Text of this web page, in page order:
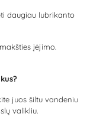
daugiau lubrikanto
įėjimo.
juos šiltu vandeniu
valikliu.